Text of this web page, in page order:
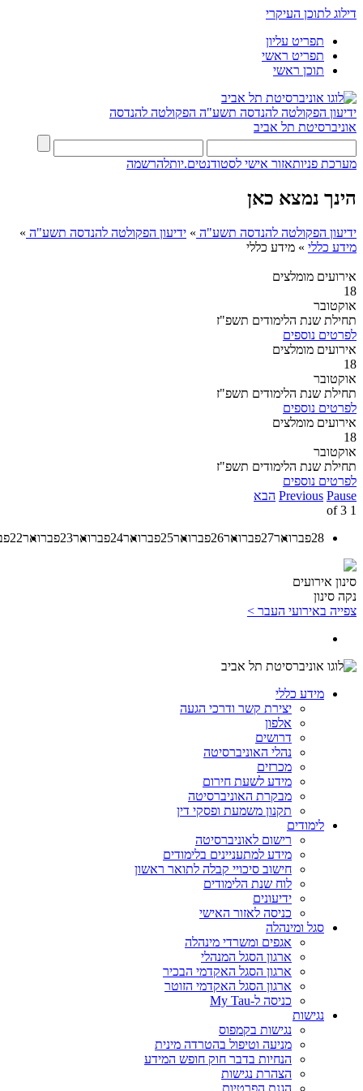
דילוג לתוכן העיקרי
תפריט עליון
תפריט ראשי
תוכן ראשי
ידיעון הפקולטה להנדסה תשע"ה הפקולטה להנדסה
אוניברסיטת תל אביב
מערכת פניותאזור אישי לסטודנטים.יותלהרשמה
הינך נמצא כאן
ידיעון הפקולטה להנדסה תשע"ה » ידיעון הפקולטה להנדסה תשע"ה »
מידע כללי » מידע כללי
אירועים מומלצים
18
אוקטובר
תחילת שנת הלימודים תשפ"ז
לפרטים נוספים
אירועים מומלצים
18
אוקטובר
תחילת שנת הלימודים תשפ"ז
לפרטים נוספים
אירועים מומלצים
18
אוקטובר
תחילת שנת הלימודים תשפ"ז
לפרטים נוספים
Previous Pause
הבא
1
3
28פברואר27פברואר26פברואר25פברואר24פברואר23פברואר22
סינון אירועים
נקה סינון
צפייה באירועי העבר >
מידע כללי
יצירת קשר ודרכי הגעה
אלפון
דרושים
נהלי האוניברסיטה
מכרזים
מידע לשעת חירום
מבקרת האוניברסיטה
תקנון משמעת ופסקי דין
לימודים
רישום לאוניברסיטה
מידע למתעניינים בלימודים
חישוב סיכויי קבלה לתואר ראשון
לוח שנת הלימודים
ידיעונים
כניסה לאזור האישי
סגל ומינהלה
אגפים ומשרדי מינהלה
ארגון הסגל המנהלי
ארגון הסגל האקדמי הבכיר
ארגון הסגל האקדמי הזוטר
כניסה ל-My Tau
נגישות
נגישות בקמפוס
מניעה וטיפול בהטרדה מינית
הנחיות בדבר חוק חופש המידע
הצהרת נגישות
הגנת הפרטיות